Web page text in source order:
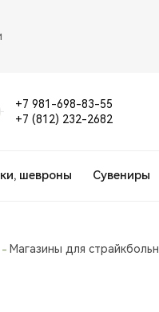
+7 981-698-83-55
+7 (812) 232-2682
шевроны Сувениры
Магазины для